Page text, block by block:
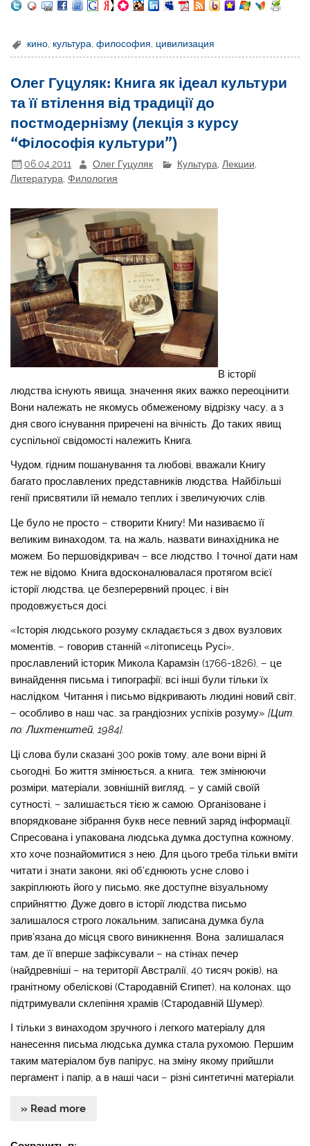
кино культура ,философия цивилизация
Олег Гуцуляк: Книга як ідеал культури
та її втілення від традиції до
постмодернізму (лекція з курсу
“Філософія культури”)
06.04.2011 Олег Гуцуляк Культура Лекции
Литература ,Филология
В історії
людства існують явища, значення яких важко переоцінити.
Вони належать не якомусь обмеженому відрізку часу, а з
дня свого існування приречені на вічність. До таких явищ
суспільної свідомості належить Книга.
Чудом, гідним пошанування та любові, вважали Книгу
багато прославлених представників людства. Найбільші
генії присвятили їй немало теплих і звеличуючих слів.
Це було не просто – створити Книгу! Ми називаємо її
великим винаходом, та, на жаль, назвати винахідника не
можем. Бо першовідкривач – все людство. І точної дати нам
теж не відомо. Книга вдосконалювалася протягом всієї
історії людства, це безперервний процес, і він
продовжується досі.
«Історія людського розуму складається з двох вузлових
моментів, – говорив станній «літописець Русі»,
прославлений історик Микола Карамзін (1766-1826), – це
винайдення письма і типографії; всі інші були тільки їх
наслідком. Читання і письмо відкривають людині новий світ,
– особливо в наш час, за грандіозних успіхів розуму»[Цит.
по: Лихтенштей, 1984].
Ці слова були сказані 300 років тому, але вони вірні й
сьогодні. Бо життя змінюється, а книга, теж змінюючи
розміри, матеріали, зовнішній вигляд, – у самій своїй
сутності, – залишається тією ж самою. Організоване і
впорядковане зібрання букв несе певний заряд інформації.
Спресована і упакована людська думка доступна кожному,
хто хоче познайомитися з нею. Для цього треба тільки вміти
читати і знати закони, які об’єднюють усне слово і
закріплюють його у письмо, яке доступне візуальному
сприйняттю. Дуже довго в історії людства письмо
залишалося строго локальним, записана думка була
прив’язана до місця свого виникнення. Вона залишалася
там, де її вперше зафіксували – на стінах печер
(найдревніші – на території Австралії, 40 тисяч років), на
гранітному обеліскові (Стародавній Єгипет), на колонах, що
підтримували склепіння храмів (Стародавній Шумер).
І тільки з винаходом зручного і легкого матеріалу для
нанесення письма людська думка стала рухомою. Першим
таким матеріалом був папірус, на зміну якому прийшли
пергамент і папір, а в наші часи – різні синтетичні матеріали.
» Read more